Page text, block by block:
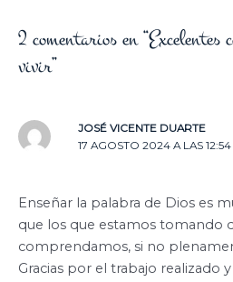
2 comentarios en
vivir”
JOSÉ VICENTE DUARTE
17 AGOSTO 2024 A LAS 12:54
Enseñar la palabra de Dios es
que los que estamos tomando
comprendamos, si no
Gracias por el trabajo realizado